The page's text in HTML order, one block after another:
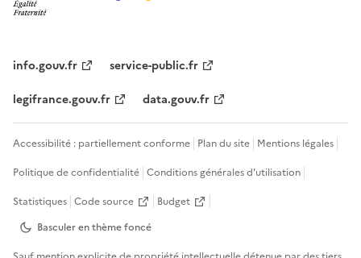
info.gouv.fr
service-public.fr
legifrance.gouv.fr
data.gouv.fr
Accessibilité : partiellement conforme Plan du site Mentions légales
Politique de confidentialité Conditions générales d'utilisation
Statistiques Code source
Budget
Basculer en thèmefoncé